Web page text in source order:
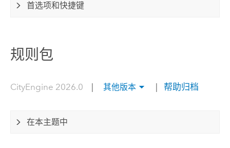
首选项和快捷键
规则包
CityEngine 2026.0 其他版本 帮助归档
在本主题中